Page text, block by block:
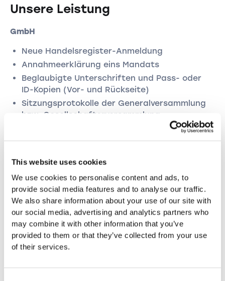
This website uses cookies
We use cookies to personalise content and ads, to
provide social media features and to analyse our traffic.
We also share information about your use of our site with
our social media, advertising and analytics partners who
may combine it with other information that you’ve
provided to them or that they’ve collected from your use
of their services.
Unsere Leistung
GmbH
Neue Handelsregister-Anmeldung
Annahmeerklärung eins Mandats
Beglaubigte Unterschriften und Pass- oder
ID-Kopien (Vor- und Rückseite)
Sitzungsprotokolle der Generalversammlung
bzw. Gesellschafterversammlung
+ bei Stammanteilübertragung: Kaufvertrag
Neue Handelsregister-Anmeldung
Annahmeerklärung eins Mandats
Beglaubigte Unterschriften und Pass- oder
ID-Kopien (Vor- und Rückseite)
Sitzungsprotokolle der Generalversammlung
+ bei Stammanteilübertragung: Kaufvertrag